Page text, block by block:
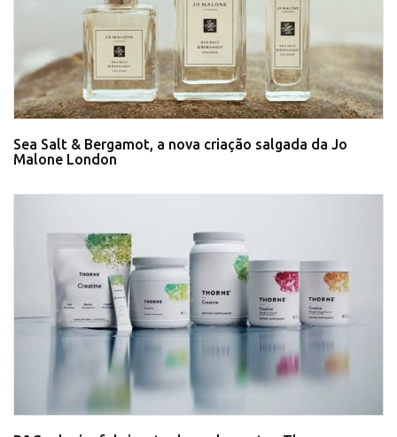
Sea Salt & Bergamot, a nova criação salgada da Jo
Malone London